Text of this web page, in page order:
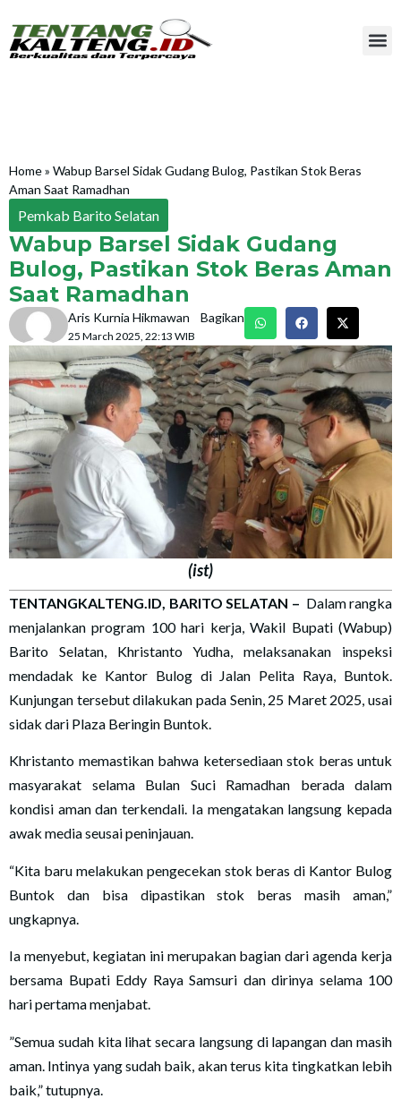
Home» Wabup Barsel Sidak Gudang Bulog, Pastikan Stok Beras
Aman Saat Ramadhan
Pemkab Barito Selatan
Wabup Barsel Sidak Gudang
Bulog, Pastikan Stok Beras Aman
Saat Ramadhan
Aris Kurnia Hikmawan
25 March 2025, 22:13 WIB
Bagikan
(ist)
TENTANGKALTENG.ID, BARITO SELATAN – Dalam rangka
menjalankan program 100 hari kerja, Wakil Bupati (Wabup)
Barito Selatan, Khristanto Yudha, melaksanakan inspeksi
mendadak ke Kantor Bulog di Jalan Pelita Raya, Buntok.
Kunjungan tersebut dilakukan pada Senin, 25 Maret 2025, usai
sidak dari Plaza Beringin Buntok.
Khristanto memastikan bahwa ketersediaan stok beras untuk
masyarakat selama Bulan Suci Ramadhan berada dalam
kondisi aman dan terkendali. Ia mengatakan langsung kepada
awak media seusai peninjauan.
“Kita baru melakukan pengecekan stok beras di Kantor Bulog
Buntok dan bisa dipastikan stok beras masih aman,”
ungkapnya.
Ia menyebut, kegiatan ini merupakan bagian dari agenda kerja
bersama Bupati Eddy Raya Samsuri dan dirinya selama 100
hari pertama menjabat.
”Semua sudah kita lihat secara langsung di lapangan dan masih
aman. Intinya yang sudah baik, akan terus kita tingkatkan lebih
baik,” tutupnya.